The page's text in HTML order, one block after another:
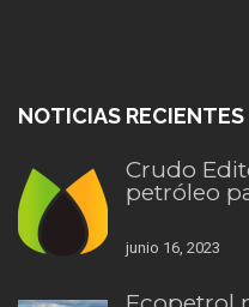
NOTICIAS RECIENTES
Crudo
petróleo
junio 16, 2023